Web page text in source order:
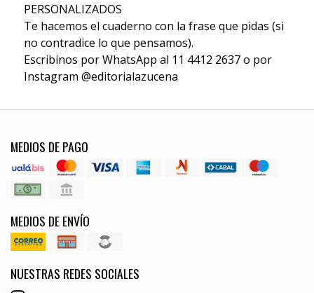
PERSONALIZADOS
Te hacemos el cuaderno con la frase que pidas (si
no contradice lo que pensamos).
Escribinos por WhatsApp al 11 4412 2637 o por
Instagram @editorialazucena
MEDIOS DE PAGO
MEDIOS DE ENVÍO
NUESTRAS REDES SOCIALES